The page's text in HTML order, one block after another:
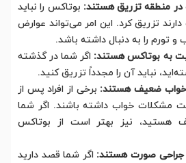
بوتاکس را نباید
تزریق کرد. این امر می‌تواند عوارض
و تورم را به دنبال داشته باشد.
اگر شما در گذشته
نباید آن را مجدداً تزریق کنید.
برخی از افراد پس از
مشکلات خواب داشته باشند. اگر شما
هستید، نیز بهتر است از بوتاکس
اگر شما قصد دارید